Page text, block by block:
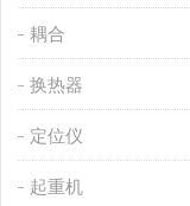
耦合
换热器
定位仪
起重机